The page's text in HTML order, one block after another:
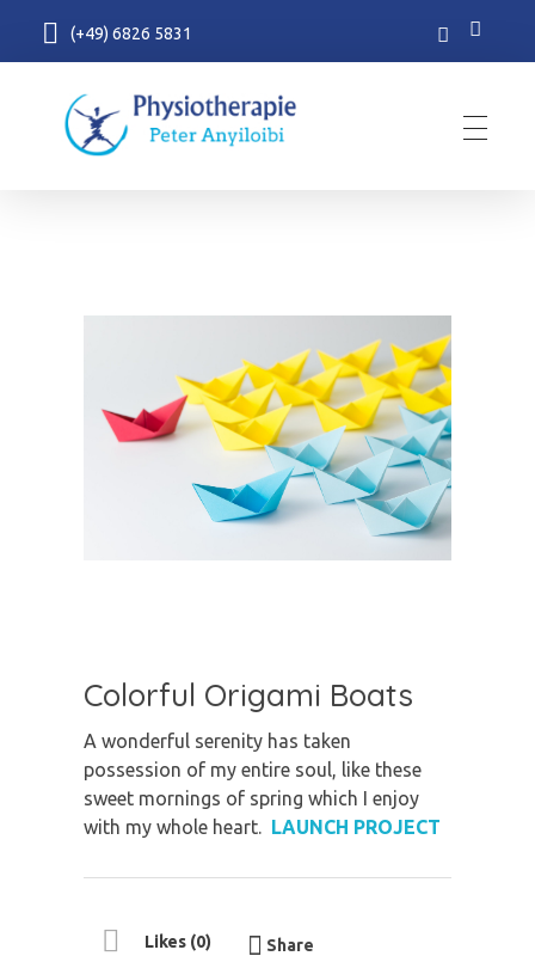
(+49) 6826 5831
Colorful Origami Boats
A wonderful serenity has taken
possession of my entire soul, like these
sweet mornings of spring which I enjoy
with my whole heart. LAUNCH PROJECT
Likes (0) Share